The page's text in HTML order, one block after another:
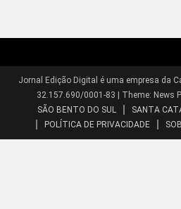
Jornal Edição Digital é uma empresa da
32.157.690/0001-83
Theme: News
SÃO BENTO DO SUL
SANTA
POLÍTICA DE PRIVACIDADE